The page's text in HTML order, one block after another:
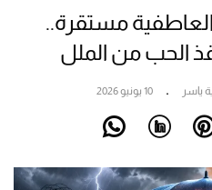
مستقرة..
الحب من الملل
ياسر 10 يونيو 2026